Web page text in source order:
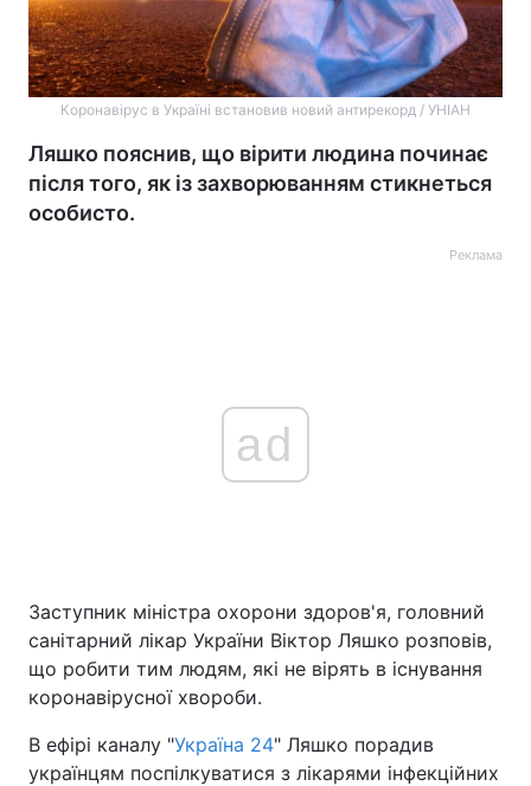
Коронавірус в Україні встановив новий антирекорд / УНІАН
Ляшко пояснив, що вірити людина починає
після того, як із захворюванням стикнеться
особисто.
Реклама
ad
Заступник міністра охорони здоров'я, головний
санітарний лікар України Віктор Ляшко розповів,
що робити тим людям, які не вірять в існування
коронавірусної хвороби.
В ефірі каналу "Україна 24" Ляшко порадив
українцям поспілкуватися з лікарями інфекційних